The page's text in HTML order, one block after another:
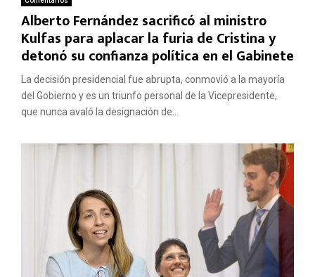
Alberto Fernández sacrificó al ministro
Kulfas para aplacar la furia de Cristina y
detonó su confianza política en el Gabinete
La decisión presidencial fue abrupta, conmovió a la mayoría
del Gobierno y es un triunfo personal de la Vicepresidente,
que nunca avaló la designación de...